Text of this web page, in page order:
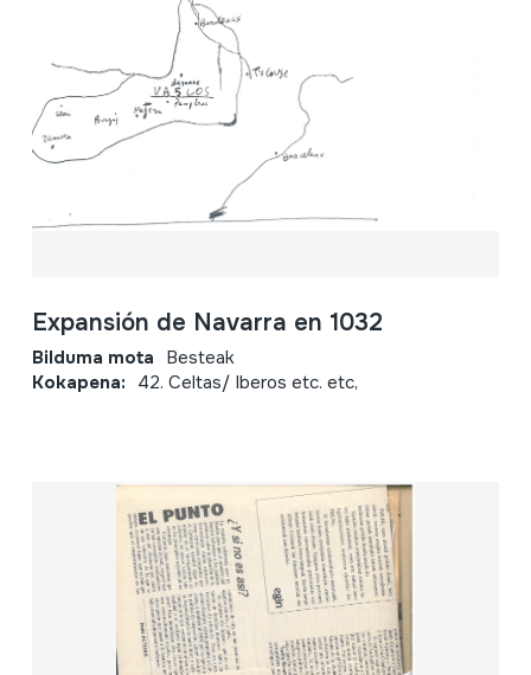
Expansión de Navarra en 1032
Bilduma mota Besteak
Kokapena: 42. Celtas/ Iberos etc. etc,